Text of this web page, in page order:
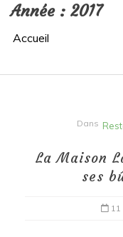
Année : 2017
Accueil
Dans
La Maison
ses